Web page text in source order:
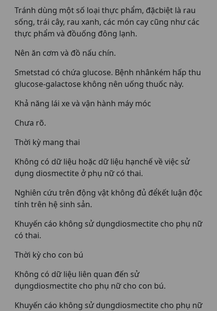
Tránh dùng một số loại thực phẩm, đặcbiệt là rau
sống, trái cây, rau xanh, các món cay cũng như các
thực phẩm và đồuống đông lạnh.
Nên ăn cơm và đồ nấu chín.
Smetstad có chứa glucose. Bệnh nhânkém hấp thu
glucose-galactose không nên uống thuốc này.
Khả năng lái xe và vận hành máy móc
Chưa rõ.
Thời kỳ mang thai
Không có dữ liệu hoặc dữ liệu hạnchế về việc sử
dụng diosmectite ở phụ nữ có thai.
Nghiên cứu trên động vật không đủ đểkết luận độc
tính trên hệ sinh sản.
Khuyến cáo không sử dụngdiosmectite cho phụ nữ
có thai.
Thời kỳ cho con bú
Không có dữ liệu liên quan đến sử
dụngdiosmectite cho phụ nữ cho con bú.
Khuyến cáo không sử dụngdiosmectite cho phụ nữ